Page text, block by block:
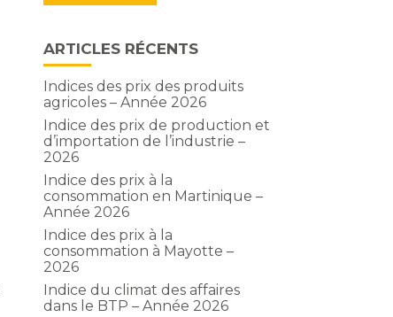
ARTICLES RÉCENTS
Indices des prix des produits
agricoles – Année 2026
Indice des prix de production et
d’importation de l’industrie –
2026
Indice des prix à la
consommation en Martinique –
Année 2026
Indice des prix à la
consommation à Mayotte –
2026
Indice du climat des affaires
dans le BTP – Année 2026